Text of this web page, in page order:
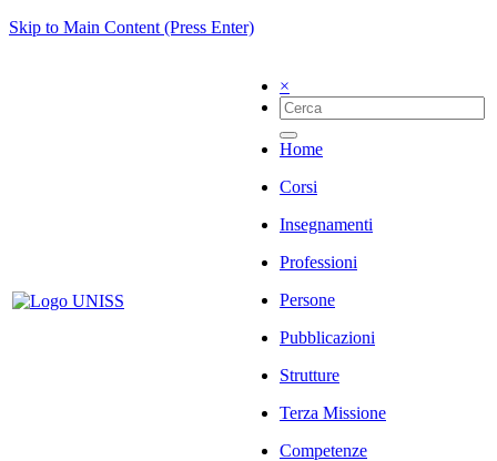
Skip to Main Content (Press Enter)
×
Home
Corsi
Insegnamenti
Professioni
Persone
Pubblicazioni
Strutture
Terza Missione
Competenze